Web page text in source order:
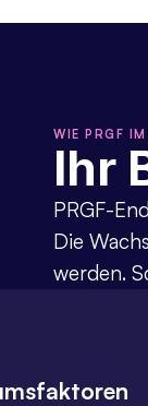
WIE PRGF
Ihr
PRGF-
Die
werden.